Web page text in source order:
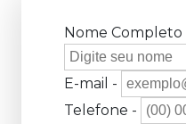
Nome Completo
E-mail -
Telefone -